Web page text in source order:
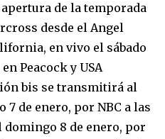
de la temporada
desde el Angel
en vivo el sábado
Peacock y USA
bis se transmitirá al
de enero, por NBC a las
domingo 8 de enero, por